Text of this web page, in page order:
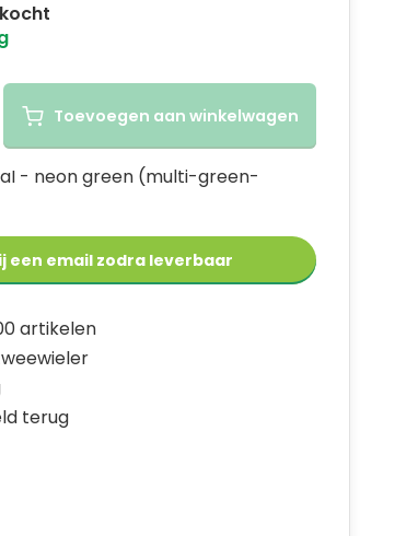
Toevoegen aan winkelwagen
- neon green (multi-green-
een email zodra leverbaar
artikelen
terug